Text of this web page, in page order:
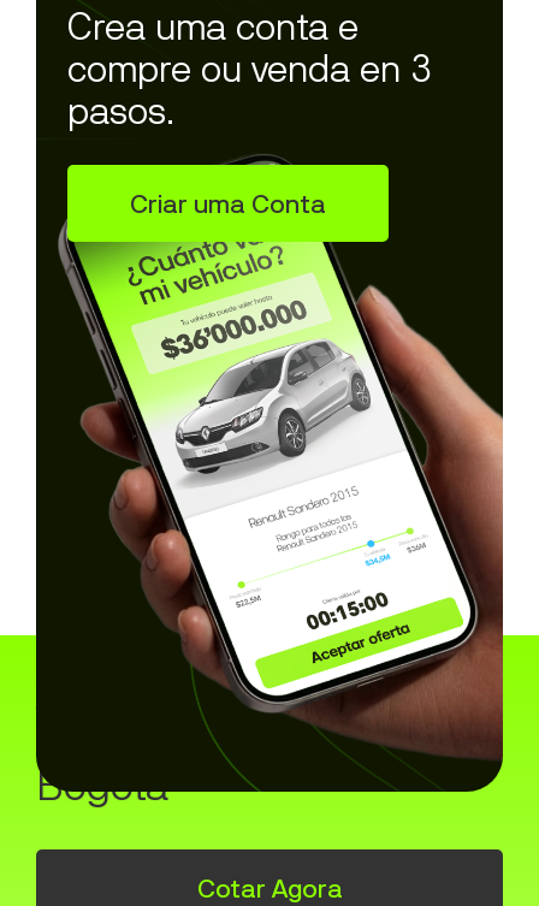
Crea uma conta e
compre ou venda en 3
pasos.
Criar uma Conta
Así funciona a
compraventa online em
Bogotá
Cotar Agora